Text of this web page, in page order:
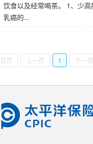
饮食以及经常喝茶。 1、少
乳癌的...
首页 上一页 1 下一页